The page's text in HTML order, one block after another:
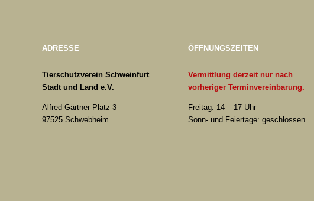
ADRESSE
Tierschutzverein Schweinfurt
Stadt und Land e.V.
Alfred-Gärtner-Platz 3
97525 Schwebheim
ÖFFNUNGSZEITEN
Vermittlung derzeit nur nach
vorheriger Terminvereinbarung.
Freitag: 14 – 17 Uhr
Sonn- und Feiertage: geschlossen